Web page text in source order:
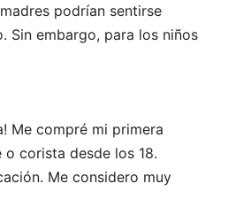
podrían sentirse
Sin embargo, para los niños
Me compré mi primera
corista desde los 18.
Me considero muy